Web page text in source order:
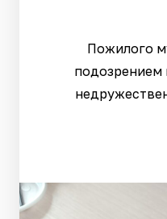
Пожилого
подозрением